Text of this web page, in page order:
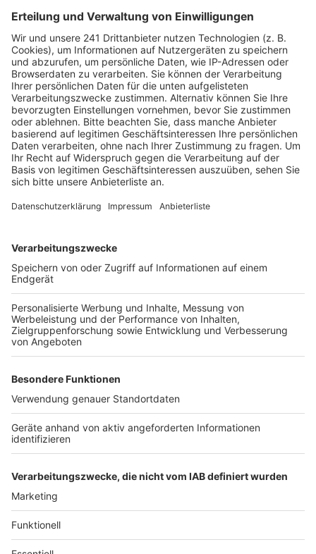
FC-Frauen spielen in Müngersdorf gegen
Bayern
Anzeige
Zusätzlich wurde am Mittwoch (8. Januar) bekannt,
dass die Frauenmannschaft des 1. FC Köln zum dritten
Mal ein Heimspiel im Rhein-Energie-Stadion austragen
wird. Am 9. März treffen sie auf den FC Bayern
München in der Frauen-Bundesliga. Bei ihrer Premiere
im Stadion in Müngersdorf gegen Eintracht Frankfurt
Anzeige
Weitere Themen von Rhein und Erft:
Anzeige
Medienberichte: Lemperle wechselt von Köln
nach Hoffenheim
Schüsse in Kölner Disco: Polizei sucht weiteren
Verdächtigen
Kölner Dom: Schrein zum Tag der Heiligen Drei
Könige offen
Anzeige